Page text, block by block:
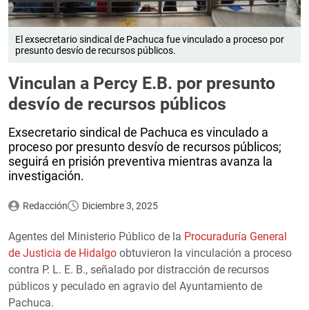
El exsecretario sindical de Pachuca fue vinculado a proceso por
presunto desvío de recursos públicos.
Vinculan a Percy E.B. por presunto
desvío de recursos públicos
Exsecretario sindical de Pachuca es vinculado a
proceso por presunto desvío de recursos públicos;
seguirá en prisión preventiva mientras avanza la
investigación.
Redacción Diciembre 3, 2025
Agentes del Ministerio Público de la Procuraduría General
de Justicia de Hidalgo obtuvieron la vinculación a proceso
contra P. L. E. B., señalado por distracción de recursos
públicos y peculado en agravio del Ayuntamiento de
Pachuca.